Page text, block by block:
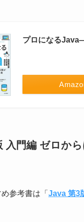
プロになる
入門編 ゼロか
参考書は「 Java 第3